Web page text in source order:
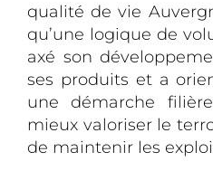
qualité de vie
qu’une logique de
axé son
ses produits et a
une démarche
mieux valoriser le
de maintenir les